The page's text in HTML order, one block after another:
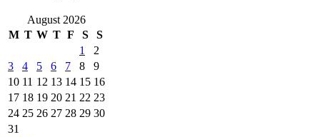
August 2026
M T W T F S
S
1
2
3
4 5 6 7 8
9
10 11 12 13 14 15 16
17 18 19 20 21 22 23
24 25 26 27 28 29 30
31